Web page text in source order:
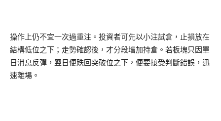
操作上仍不宜一次過重注。投資者可先以小注試倉，止損放在
結構低位之下；走勢確認後，才分段增加持倉。若板塊只因單
日消息反彈，翌日便跌回突破位之下，便要接受判斷錯誤，迅
速離場。